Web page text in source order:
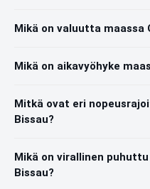
Mikä on valuutta maassa
Mikä on aikavyöhyke
Mitkä ovat eri
Bissau?
Mikä on virallinen
Bissau?